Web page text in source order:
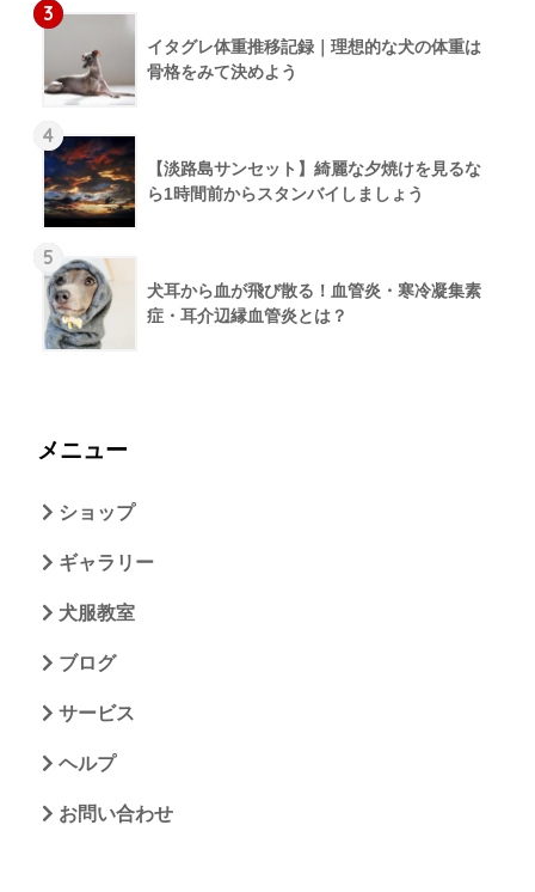
3
イタグレ体重推移記録｜理想的な犬の体重は
骨格をみて決めよう
4
【淡路島サンセット】綺麗な夕焼けを見るな
ら1時間前からスタンバイしましょう
5
犬耳から血が飛び散る！血管炎・寒冷凝集素
症・耳介辺縁血管炎とは？
メニュー
ショップ
ギャラリー
犬服教室
ブログ
サービス
ヘルプ
お問い合わせ